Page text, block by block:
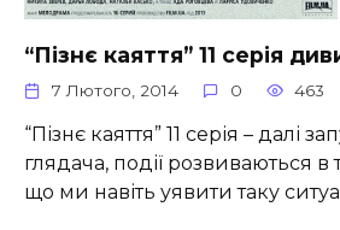
“Пізнє каяття” 11 серія
7 Лютого, 2014 0 463
“Пізнє каяття” 11 серія – далі
глядача, події розвиваються
що ми навіть уявити таку